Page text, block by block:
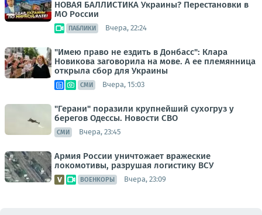
НОВАЯ БАЛЛИСТИКА Украины? Перестановки в
МО России
ПАБЛИКИ Вчера, 22:24
"Имею право не ездить в Донбасс": Клара
Новикова заговорила на мове. А ее племянница
открыла сбор для Украины
СМИ Вчера, 15:03
"Герани" поразили крупнейший сухогруз у
берегов Одессы. Новости СВО
СМИ Вчера, 23:45
Армия России уничтожает вражеские
локомотивы, разрушая логистику ВСУ
ВОЕНКОРЫ Вчера, 23:09